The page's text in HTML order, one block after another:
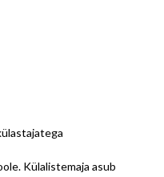
Külalistemaja asub